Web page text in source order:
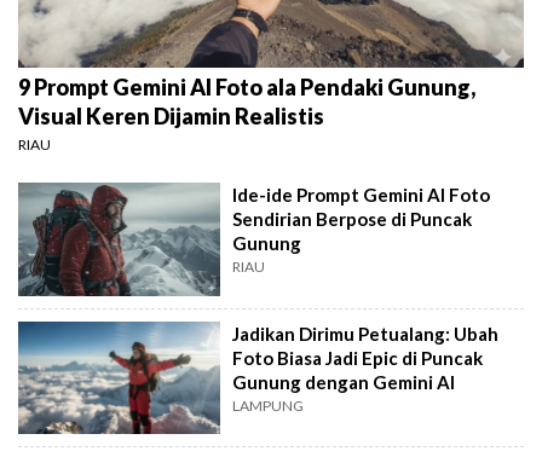
9 Prompt Gemini AI Foto ala Pendaki Gunung,
Visual Keren Dijamin Realistis
RIAU
Ide-ide Prompt Gemini AI Foto
Sendirian Berpose di Puncak
Gunung
RIAU
Jadikan Dirimu Petualang: Ubah
Foto Biasa Jadi Epic di Puncak
Gunung dengan Gemini AI
LAMPUNG